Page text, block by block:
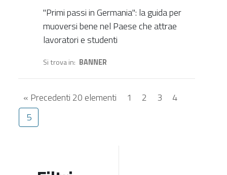
"Primi passi in Germania": la guida per
muoversi bene nel Paese che attrae
lavoratori e studenti
Si trova in BANNER
« Precedenti 20 elementi 1 2 3
4
5